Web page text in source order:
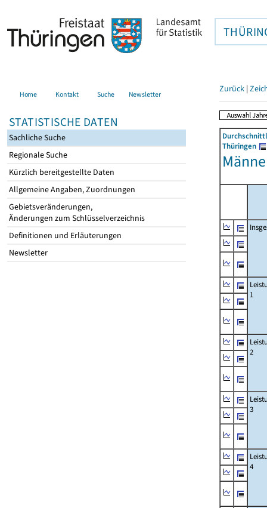
Home Kontakt Suche Newsletter
STATISTISCHE DATEN
Sachliche Suche
Regionale Suche
Kürzlich bereitgestellte Daten
Allgemeine Angaben, Zuordnungen
Gebietsveränderungen,
Änderungen zum Schlüsselverzeichnis
Definitionen und Erläuterungen
Newsletter
Zurück |
Thüringen
1
2
3
4